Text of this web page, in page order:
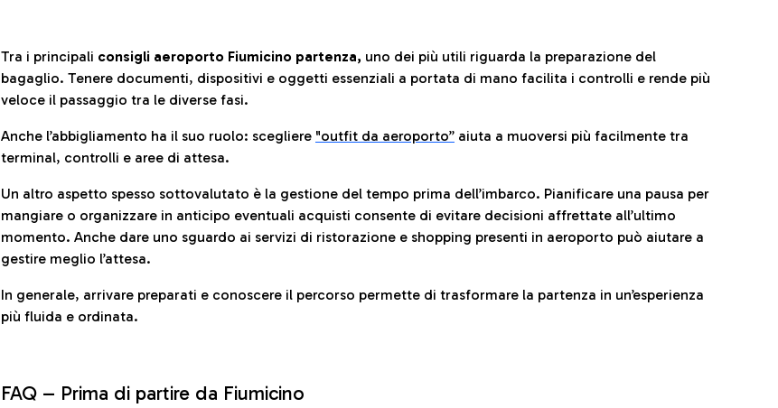
Tra i principali consigli aeroporto Fiumicino partenza, uno dei più utili riguarda la preparazione del
bagaglio. Tenere documenti, dispositivi e oggetti essenziali a portata di mano facilita i controlli e rende più
veloce il passaggio tra le diverse fasi.
Anche l’abbigliamento ha il suo ruolo: scegliere "outfit da aeroporto” aiuta a muoversi più facilmente tra
terminal, controlli e aree di attesa.
Un altro aspetto spesso sottovalutato è la gestione del tempo prima dell’imbarco. Pianificare una pausa per
mangiare o organizzare in anticipo eventuali acquisti consente di evitare decisioni affrettate all’ultimo
momento. Anche dare uno sguardo ai servizi di ristorazione e shopping presenti in aeroporto può aiutare a
gestire meglio l’attesa.
In generale, arrivare preparati e conoscere il percorso permette di trasformare la partenza in un’esperienza
più fluida e ordinata.
FAQ – Prima di partire da Fiumicino